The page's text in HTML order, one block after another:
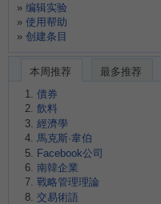
编辑实验
使用帮助
创建条目
本周推荐
最多推荐
債券
飲料
經濟學
馬克斯·韋伯
Facebook公司
南韓企業
戰略管理理論
交易術語